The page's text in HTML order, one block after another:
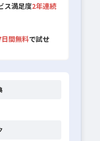
ス満足度2年連続
日間無料で試せ